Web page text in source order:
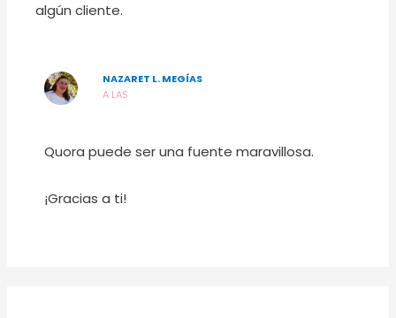
algún cliente.
NAZARET L. MEGÍAS
A LAS
Quora puede ser una fuente maravillosa.
¡Gracias a ti!